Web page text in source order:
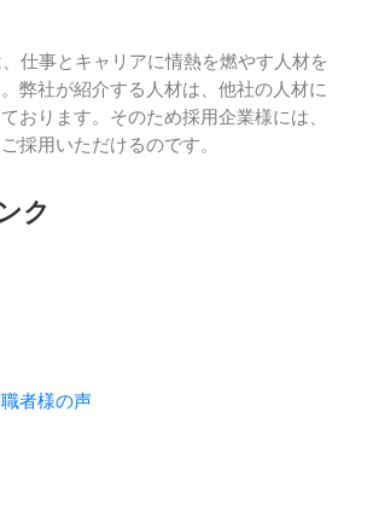
仕事とキャリアに情熱を燃やす人材を
弊社が紹介する人材は、他社の人材に
おります。そのため採用企業様には、
採用いただけるのです。
ク
者様の声